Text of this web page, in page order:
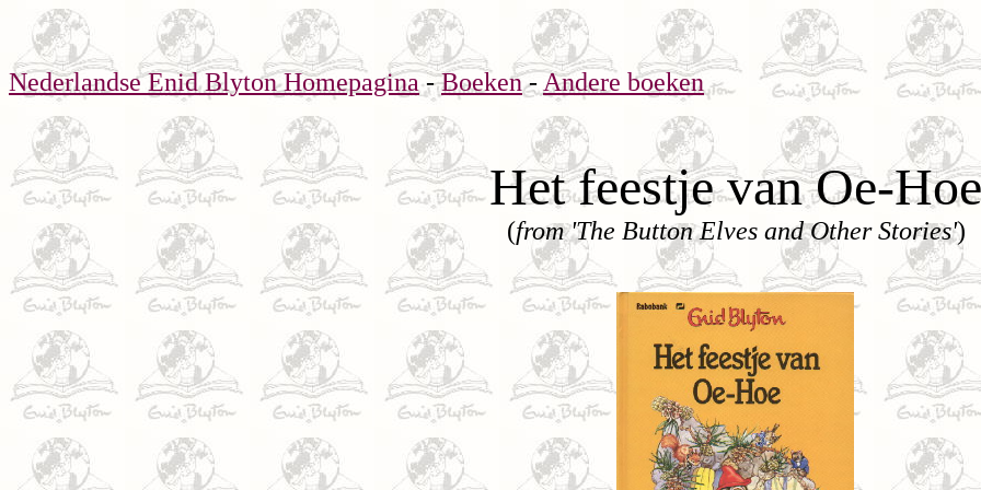
Nederlandse Enid Blyton Homepagina-Boeken-Andere boeken
Het feestje van Oe-Hoe
(from 'The Button Elves and Other Stories')